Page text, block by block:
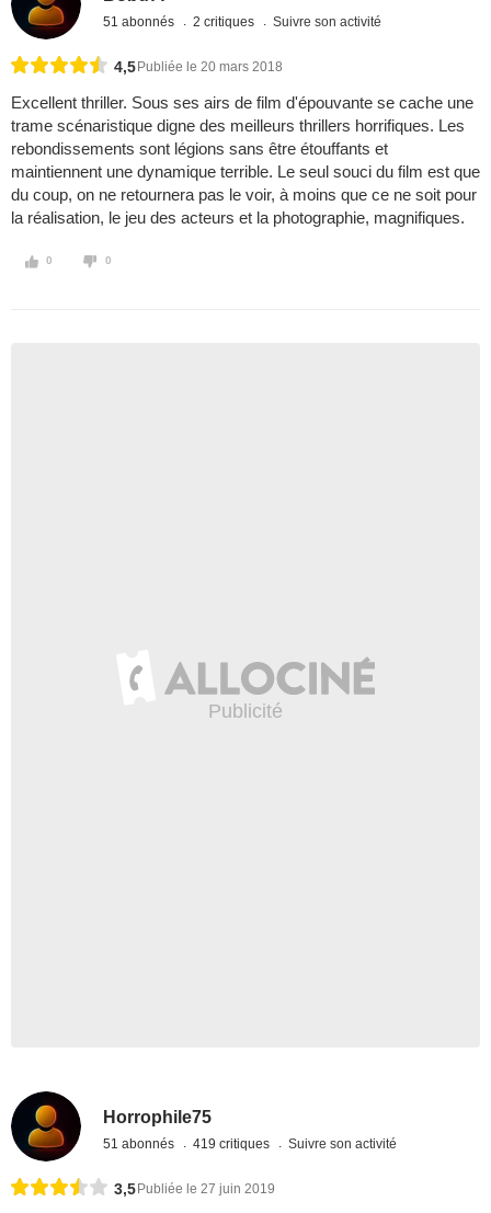
51 abonnés 2 critiques Suivre son activité
4,5 Publiée le 20 mars 2018
Excellent thriller. Sous ses airs de film d'épouvante se cache une
trame scénaristique digne des meilleurs thrillers horrifiques. Les
rebondissements sont légions sans être étouffants et
maintiennent une dynamique terrible. Le seul souci du film est que
du coup, on ne retournera pas le voir, à moins que ce ne soit pour
la réalisation, le jeu des acteurs et la photographie, magnifiques.
0 0
Horrophile75
51 abonnés 419 critiques Suivre son activité
3,5 Publiée le 27 juin 2019